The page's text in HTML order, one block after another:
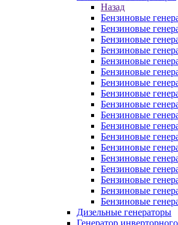
Назад
Бензиновые
Бензиновые
Бензиновые
Бензиновые
Бензиновые
Бензиновые
Бензиновые
Бензиновые
Бензиновые
Бензиновые
Бензиновые
Бензиновые
Бензиновые
Бензиновые
Бензиновые
Бензиновые
Бензиновые
Бензиновые
Дизельные генераторы
Генератор